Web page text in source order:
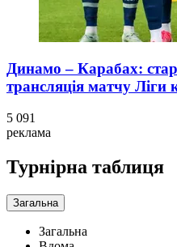
Динамо – Карабах:
трансляція матчу Ліги
5 091
реклама
Турнірна таблиця
Загальна
Загальна